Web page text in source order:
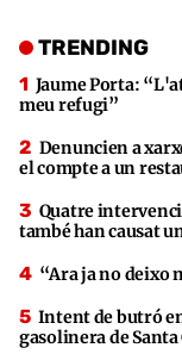
TRENDING
Jaume Porta:
meu refugi”
Denuncien a
el compte a un
Quatre
també han causat
“Ara ja no deixo
Intent de butró
gasolinera de